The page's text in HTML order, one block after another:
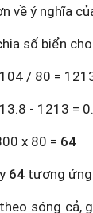
về ý nghĩa
số biển
/ 80 =
- 1213 =
x 80 = 64
64 tương ứng
sóng cả,